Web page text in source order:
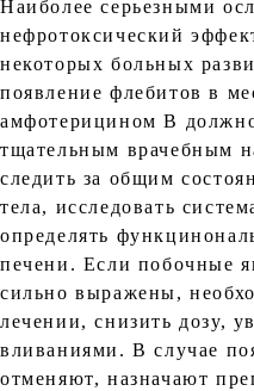
Наиболее серьезными
нефротоксический
некоторых больных
появление флебитов в
амфотерицином В
тщательным врачебным
следить за общим
тела, исследовать
определять
печени. Если побочные
сильно выражены,
лечении, снизить дозу,
вливаниями. В случае
отменяют, назначают